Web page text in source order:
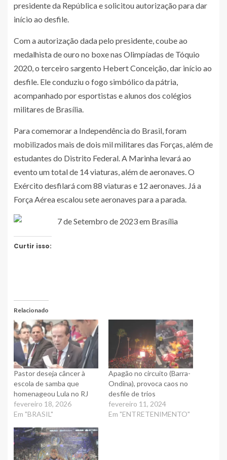
presidente da República e solicitou autorização para dar
início ao desfile.
Com a autorização dada pelo presidente, coube ao
medalhista de ouro no boxe nas Olimpíadas de Tóquio
2020, o terceiro sargento Hebert Conceição, dar início ao
desfile. Ele conduziu o fogo simbólico da pátria,
acompanhado por esportistas e alunos dos colégios
militares de Brasília.
Para comemorar a Independência do Brasil, foram
mobilizados mais de dois mil militares das Forças, além de
estudantes do Distrito Federal. A Marinha levará ao
evento um total de 14 viaturas, além de aeronaves. O
Exército desfilará com 88 viaturas e 12 aeronaves. Já a
Força Aérea escalou sete aeronaves para a parada.
Curtir isso:
Relacionado
Pastor deseja câncer à
escola de samba que
homenageou Lula no RJ
fevereiro 18, 2026
Em "BRASIL"
Apagão no circuito (Barra-
Ondina), provoca caos no
desfile de trios
fevereiro 11, 2024
Em "ENTRETENIMENTO"